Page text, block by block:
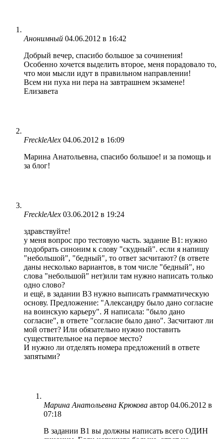
Анонимный 04.06.2012 в 16:42
Добрый вечер, спасибо большое за сочинения!
Особенно хочется выделить второе, меня порадовало то,
что мои мысли идут в правильном направлении!
Всем ни пуха ни пера на завтрашнем экзамене!
Елизавета
FreckleAlex 04.06.2012 в 16:09
Марина Анатольевна, спасибо большое! и за помощь и
за блог!
FreckleAlex 03.06.2012 в 19:24
здравствуйте!
у меня вопрос про тестовую часть. задание В1: нужно
подобрать синоним к слову "скудный". если я напишу
"небольшой", "бедный", то ответ засчитают? (в ответе
даны несколько вариантов, в том числе "бедный", но
слова "небольшой" нет)или там нужно написать только
одно слово?
и ещё, в задании В3 нужно выписать грамматическую
основу. Предложение: "Александру было дано согласие
на воинскую карьеру". Я написала: "было дано
согласие", в ответе "согласие было дано". Засчитают ли
мой ответ? Или обязательно нужно поставить
существительное на первое место?
И нужно ли отделять номера предложений в ответе
запятыми?
Марина Анатольевна Крюкова автор 04.06.2012 в
07:18
В задании В1 вы должны написать всего ОДИН